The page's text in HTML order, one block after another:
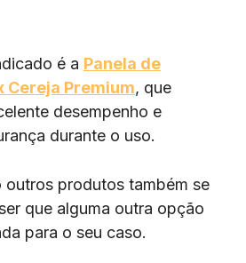
é a Panela de
Cereja Premium, que
desempenho e
durante o uso.
outros produtos também se
que alguma outra opção
para o seu caso.